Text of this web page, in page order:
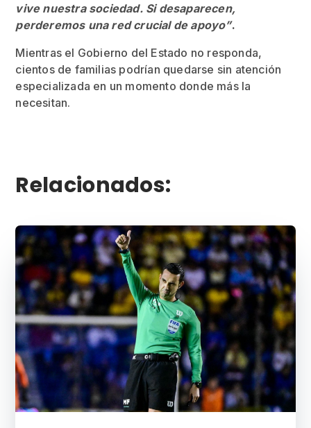
vive nuestra sociedad. Si desaparecen,
perderemos una red crucial de apoyo”.
Mientras el Gobierno del Estado no responda,
cientos de familias podrían quedarse sin atención
especializada en un momento donde más la
necesitan.
Relacionados: